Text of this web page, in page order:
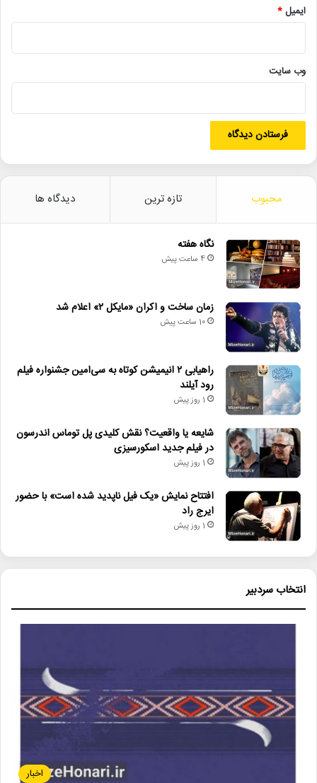
تئاتر_ایران تماشاخانه_هیلاج
سایت_تیوال
فرشید_قلی‌پور
کارمای_شقایق_دیواری
ایمیل*
وب‌ سایت
محبوب تازه ترین دیدگاه ها
نگاه هفته
4 ساعت پیش
زمان ساخت و اکران «مایکل ۲» اعلام شد
10 ساعت پیش
راهیابی ۲ انیمیشن کوتاه به سی‌امین جشنواره فیلم
رود آیلند
1 روز پیش
شایعه یا واقعیت؟ نقش کلیدی پل توماس اندرسون
در فیلم جدید اسکورسیزی
1 روز پیش
افتتاح نمایش «یک فیل ناپدید شده است» با حضور
ایرج راد
1 روز پیش
انتخاب سردبیر
اخبار